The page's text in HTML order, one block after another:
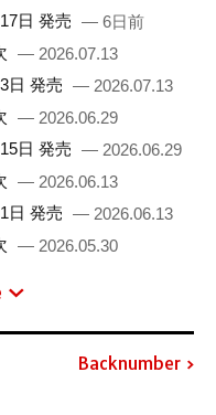
日 発売 — 6日前
— 2026.07.13
日 発売 — 2026.07.13
— 2026.06.29
日 発売 — 2026.06.29
— 2026.06.13
日 発売 — 2026.06.13
— 2026.05.30
Backnumber